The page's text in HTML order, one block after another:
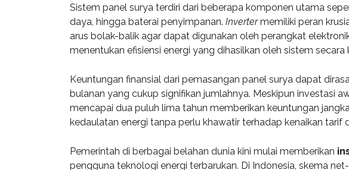
Sistem panel surya terdiri dari beberapa komponen utama
daya, hingga baterai penyimpanan. Invertermemiliki peran
arus bolak-balik agar dapat digunakan oleh perangkat
menentukan efisiensi energi yang dihasilkan oleh sistem secara
Keuntungan finansial dari pemasangan panel surya dapat
bulanan yang cukup signifikan jumlahnya. Meskipun investasi
mencapai dua puluh lima tahun memberikan keuntungan
kedaulatan energi tanpa perlu khawatir terhadap kenaikan tarif
Pemerintah di berbagai belahan dunia kini mulai memberikan
pengguna teknologi energi terbarukan. Di Indonesia, skema
«Prior to joining Consulting
WP, Bianca ran a project
management software
in consulting and